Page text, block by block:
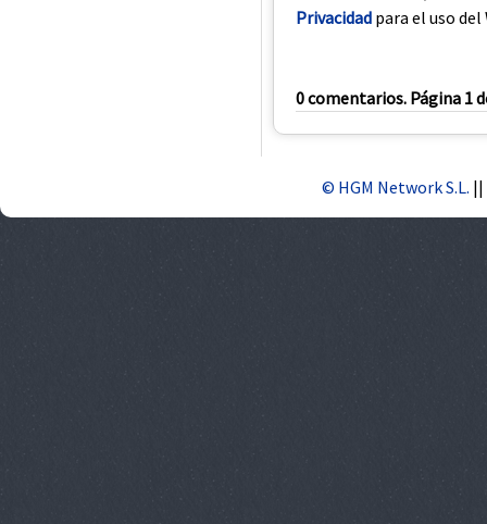
Privacidad para el uso del
0 comentarios. Página 1
© HGM Network S.L. ||